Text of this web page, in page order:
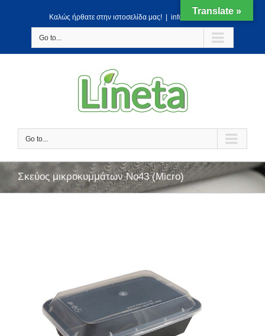
Kαλώς ήρθατε στην ιστοσελίδα μας! info@lineta.gr
Go to...
Go to...
Σκεύος μικροκυμμάτων Νο43 (Micro)
Translate »